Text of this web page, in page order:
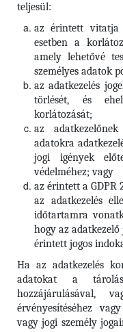
teljesül:
az érintett vitatja
esetben a
amely lehetővé
személyes adatok
az adatkezelés
törlését, és
korlátozását;
az
adatokra
jogi igények
védelméhez; vagy
az érintett a GDPR
az adatkezelés
időtartamra
hogy az adatkezelő
érintett jogos
Ha az adatkezelés
adatokat a
hozzájárulásával,
érvényesítéséhez
vagy jogi személy